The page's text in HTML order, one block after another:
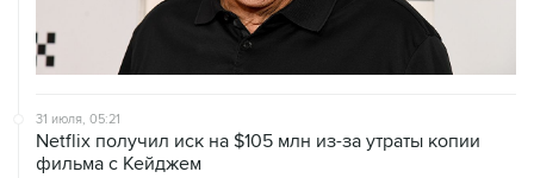
31 июля, 05:21
Netflix получил иск на $105 млн из-за утраты копии
фильма с Кейджем